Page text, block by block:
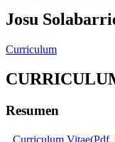
Josu
Curriculum
Resumen
Curriculum